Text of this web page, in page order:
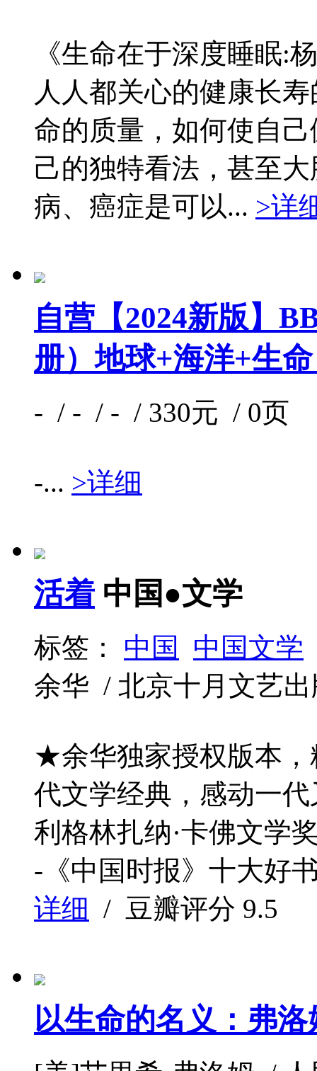
《生命在于深度睡眠:
人人都关心的健康长
命的质量，如何使自
己的独特看法，甚至
病、癌症是可以... >详
自营【2024新版】
册）地球+海洋+生
- / - / - / 330元 / 0页
-... >详细
活着 中国●文学
标签： 中国
中国文学
余华 / 北京十月文艺
★余华独家授权版本
代文学经典，感动一
利格林扎纳·卡佛文学
-《中国时报》十大好
详细 / 豆瓣评分 9.5
以生命的名义：弗